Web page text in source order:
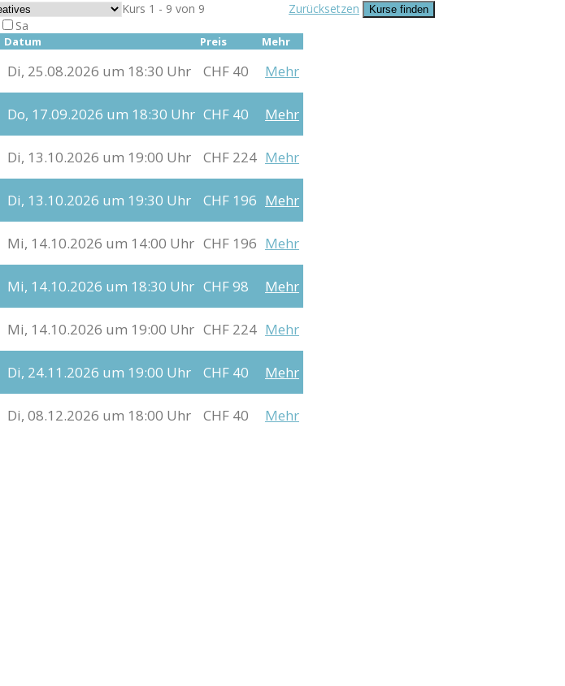
Sa
Zurücksetzen
Kurs 1 - 9 von 9
Datum Preis Mehr
Di, 25.08.2026 um 18:30 Uhr CHF 40 Mehr
Do, 17.09.2026 um 18:30 Uhr CHF 40 Mehr
Di, 13.10.2026 um 19:00 Uhr CHF 224 Mehr
Di, 13.10.2026 um 19:30 Uhr CHF 196 Mehr
Mi, 14.10.2026 um 14:00 Uhr CHF 196 Mehr
Mi, 14.10.2026 um 18:30 Uhr CHF 98 Mehr
Mi, 14.10.2026 um 19:00 Uhr CHF 224 Mehr
Di, 24.11.2026 um 19:00 Uhr CHF 40 Mehr
Di, 08.12.2026 um 18:00 Uhr CHF 40 Mehr